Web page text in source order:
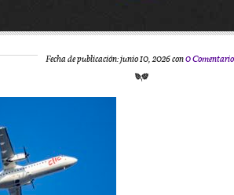
Fecha de publicación: junio 10, 2026 con0